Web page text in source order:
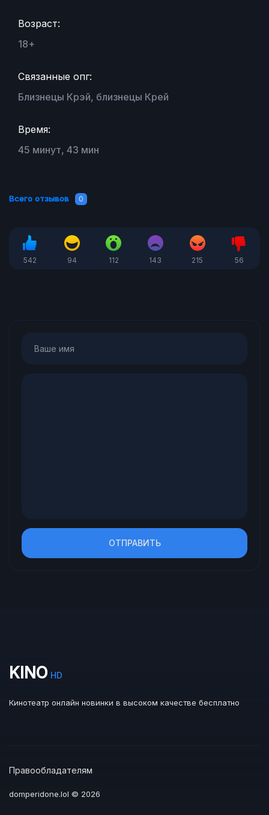
Возраст:
18+
Связанные опг:
Близнецы Крэй, близнецы Крей
Время:
45 минут, 43 мин
Всего отзывов 0
542 94 112 143 215 56
ОТПРАВИТЬ
KINO HD
Кинотеатр онлайн новинки в высоком качестве бесплатно
Правообладателям
domperidone.lol © 2026